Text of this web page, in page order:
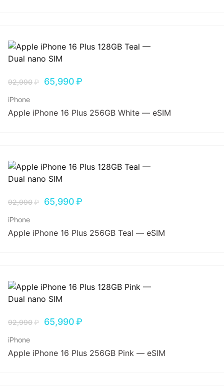
92,990₽ 65,990₽
iPhone
Apple iPhone 16 Plus 256GB White — eSIM
92,990₽ 65,990₽
iPhone
Apple iPhone 16 Plus 256GB Teal — eSIM
92,990₽ 65,990₽
iPhone
Apple iPhone 16 Plus 256GB Pink — eSIM